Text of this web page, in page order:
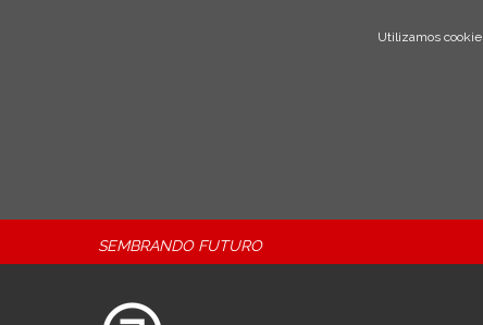
Utilizamos
SEMBRANDO FUTURO